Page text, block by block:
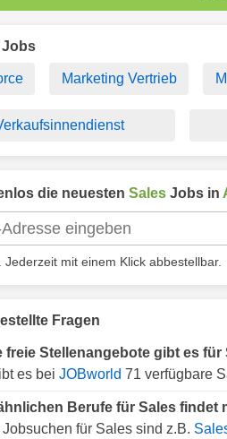
Jobs
Marketing Vertrieb
die neuesten Sales Jobs in
Jederzeit mit einem Klick abbestellbar.
Fragen
freie Stellenangebote gibt es
es bei JOBworld 71 verfügbare
Berufe für Sales findet
für Sales sind z.B.